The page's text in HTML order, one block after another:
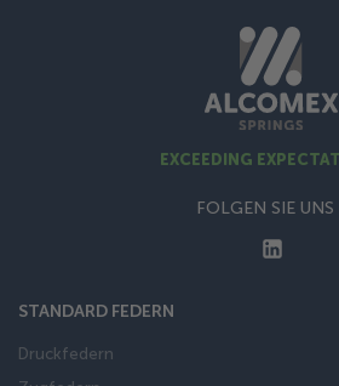
EXCEEDING
FOLGEN SIE UNS
STANDARD FEDERN
Druckfedern